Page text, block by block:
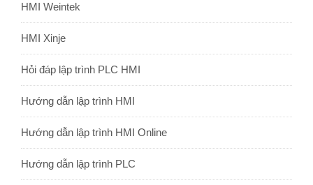
HMI Weintek
HMI Xinje
Hỏi đáp lập trình PLC HMI
Hướng dẫn lập trình HMI
Hướng dẫn lập trình HMI Online
Hướng dẫn lập trình PLC